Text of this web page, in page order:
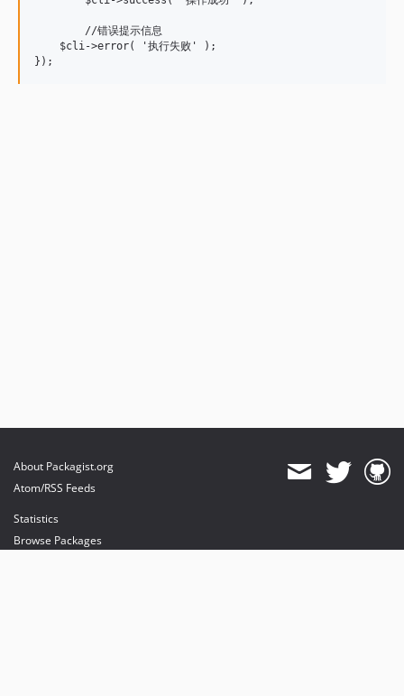
    $cli->error( '执行失败' );
About Packagist.org
Atom/RSS Feeds
Statistics
Browse Packages